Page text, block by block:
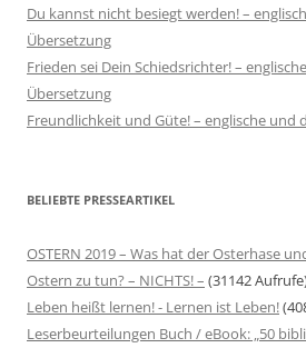
Du kannst nicht besiegt werden! –
Übersetzung
Frieden sei Dein Schiedsrichter! –
Übersetzung
Freundlichkeit und Güte! – englische und
BELIEBTE PRESSEARTIKEL
OSTERN 2019 – Was hat der Osterhase
Ostern zu tun? – NICHTS! – (31142
Leben heißt lernen! - Lernen ist Leben!
Leserbeurteilungen Buch / eBook: „50